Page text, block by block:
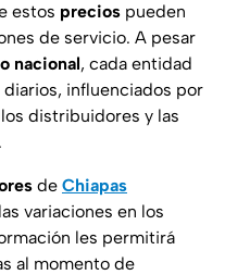
estos precios pueden
de servicio. A pesar
nacional, cada entidad
influenciados por
distribuidores y las
de Chiapas
variaciones en los
les permitirá
al momento de